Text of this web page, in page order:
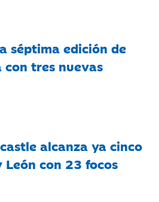
séptima edición de
con tres nuevas
alcanza ya cinco
con 23 focos